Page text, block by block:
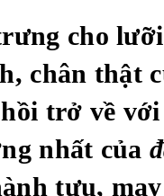
cho
chân thật
trở về với
nhất của
tựu,